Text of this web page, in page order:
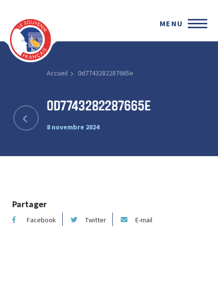
MENU
Accueil 0d7743282287665e
0d7743282287665e
8 novembre 2024
Partager
Facebook Twitter E-mail